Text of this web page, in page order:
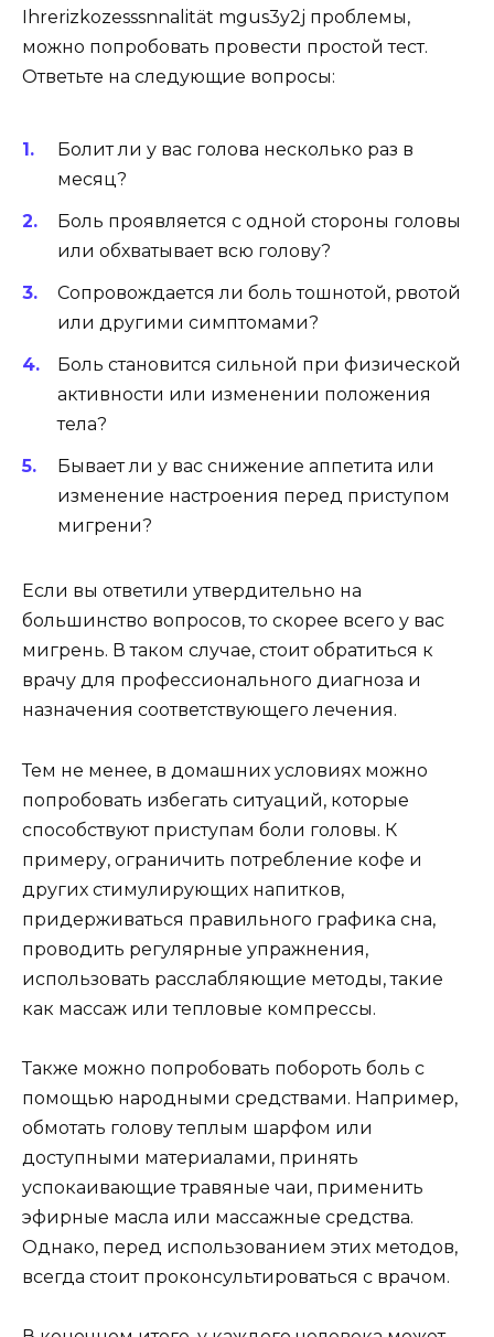
Ihrerizkozesssnnalität mgus3y2j проблемы,
можно попробовать провести простой тест.
Ответьте на следующие вопросы:
Болит ли у вас голова несколько раз в
месяц?
Боль проявляется с одной стороны головы
или обхватывает всю голову?
Сопровождается ли боль тошнотой, рвотой
или другими симптомами?
Боль становится сильной при физической
активности или изменении положения
тела?
Бывает ли у вас снижение аппетита или
изменение настроения перед приступом
мигрени?
Если вы ответили утвердительно на
большинство вопросов, то скорее всего у вас
мигрень. В таком случае, стоит обратиться к
врачу для профессионального диагноза и
назначения соответствующего лечения.
Тем не менее, в домашних условиях можно
попробовать избегать ситуаций, которые
способствуют приступам боли головы. К
примеру, ограничить потребление кофе и
других стимулирующих напитков,
придерживаться правильного графика сна,
проводить регулярные упражнения,
использовать расслабляющие методы, такие
как массаж или тепловые компрессы.
Также можно попробовать побороть боль с
помощью народными средствами. Например,
обмотать голову теплым шарфом или
доступными материалами, принять
успокаивающие травяные чаи, применить
эфирные масла или массажные средства.
Однако, перед использованием этих методов,
всегда стоит проконсультироваться с врачом.